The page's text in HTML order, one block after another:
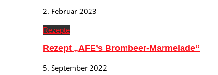
2. Februar 2023
Rezepte
Rezept „AFE’s Brombeer-Marmelade“
5. September 2022